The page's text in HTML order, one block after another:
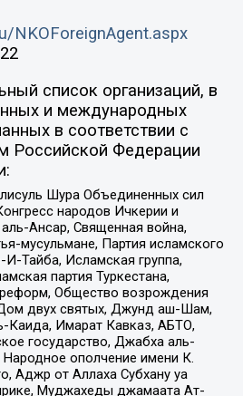
NKOForeignAgent.aspx
список организаций, в
и международных
в соответствии с
Российской Федерации
Шура Объединенных сил
народов Ичкерии и
Ансар, Священная война,
мусульмане, Партия исламского
Тайба, Исламская группа,
партия Туркестана,
Общество возрождения
двух святых, Джунд аш-Шам,
Каида, Имарат Кавказ, АБТО,
государство, Джабха аль-
ополчение имени К.
Аджр от Аллаха Субхану уа
Муджахеды джамаата Ат-